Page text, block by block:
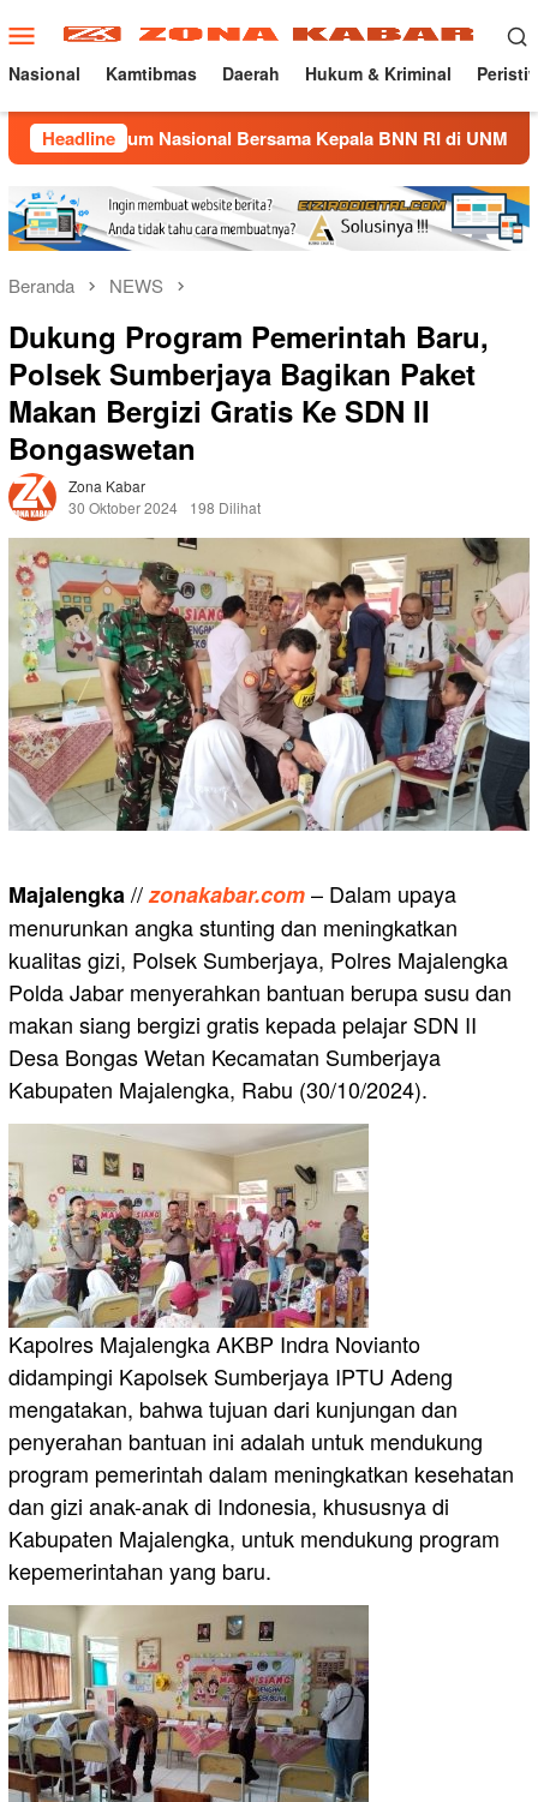
ke
konten
Menu
Mobile
Nasional Kamtibmas Daerah Hukum & Kriminal
Headline
Nasional Bersama Kepala BNN RI di UNMA
Beranda NEWS
Dukung Program Pemerintah Baru,
Polsek Sumberjaya Bagikan Paket
Makan Bergizi Gratis Ke SDN II
Bongaswetan
Zona Kabar
30 Oktober 2024
198 Dilihat
Majalengka//zonakabar.com– Dalam upaya
menurunkan angka stunting dan meningkatkan
kualitas gizi, Polsek Sumberjaya, Polres Majalengka
Polda Jabar menyerahkan bantuan berupa susu dan
makan siang bergizi gratis kepada pelajar SDN II
Desa Bongas Wetan Kecamatan Sumberjaya
Kabupaten Majalengka, Rabu (30/10/2024).
Kapolres Majalengka AKBP Indra Novianto
didampingi Kapolsek Sumberjaya IPTU Adeng
mengatakan, bahwa tujuan dari kunjungan dan
penyerahan bantuan ini adalah untuk mendukung
program pemerintah dalam meningkatkan kesehatan
dan gizi anak-anak di Indonesia, khususnya di
Kabupaten Majalengka, untuk mendukung program
kepemerintahan yang baru.